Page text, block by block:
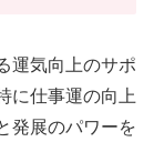
運気向上のサポ
に仕事運の向上
発展のパワーを